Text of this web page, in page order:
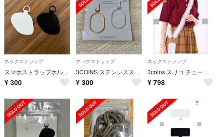
ネックストラップ
スマホストラップホルダー
¥ 300
ネックストラップ
3COINS ステンレスストラップホルダー2枚セット
¥ 300
ネックストラップ
3coins スリコ チュールストラップ 推し活ストラップ付き 新品未使用
¥ 798